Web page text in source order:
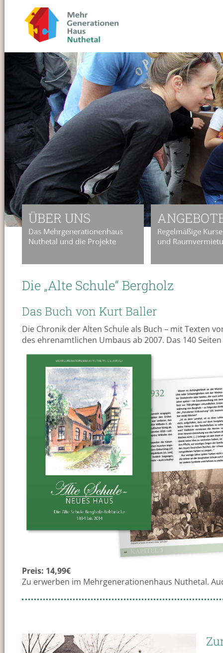
ÜBER UNS
Das Mehrgenerationenhaus
Nuthetal und die Projekte
Regelmäßige
und
Die „Alte Schule“ Bergholz
Das Buch von Kurt Baller
Die Chronik der Alten Schule als Buch – mit Texten
des ehrenamtlichen Umbaus ab 2007. Das 140
Preis: 14,99€
Zu erwerben im Mehrgenerationenhaus Nuthetal.